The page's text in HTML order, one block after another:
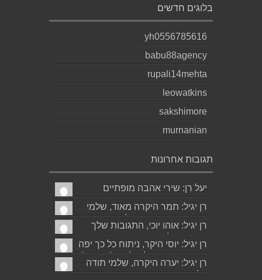
בלוגים חדשים
yh0556785616
babu88agency
rupali14mehta
leowatkins
sakshimore
murnanian
תגובות אחרונות
יעל רן: שירי אהבה מופתיים
ומרגשים עד מאוד כפי שרק גד
יודע לכתוב תודה...
רן יגיל: תמר היקרה מאוד, שלמי
תודה ואמסור כמובן לגד. שבת
שלום...
רן יגיל: אוהו יוכי, התגובות שלך
תמיד מאלפות בינה והן יצירה
בפני עצמה....
רן יגיל: יוסי היקר, ניתוח כל כך יפה
ומדויק, ממש קולע, לשיר "השקה".
של...
רן יגיל: יערה היקרה, שלמי תודה
על התגובה האישית והיפה.